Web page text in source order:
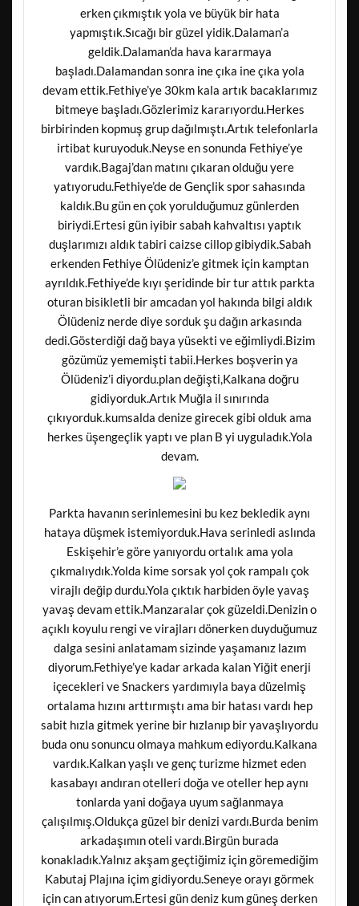
erken çıkmıştık yola ve büyük bir hata
yapmıştık.Sıcağı bir güzel yidik.Dalaman’a
geldik.Dalaman’da hava kararmaya
başladı.Dalamandan sonra ine çıka ine çıka yola
devam ettik.Fethiye’ye 30km kala artık bacaklarımız
bitmeye başladı.Gözlerimiz kararıyordu.Herkes
birbirinden kopmuş grup dağılmıştı.Artık telefonlarla
irtibat kuruyoduk.Neyse en sonunda Fethiye’ye
vardık.Bagaj’dan matını çıkaran olduğu yere
yatıyorudu.Fethiye’de de Gençlik spor sahasında
kaldık.Bu gün en çok yorulduğumuz günlerden
biriydi.Ertesi gün iyibir sabah kahvaltısı yaptık
duşlarımızı aldık tabiri caizse cillop gibiydik.Sabah
erkenden Fethiye Ölüdeniz’e gitmek için kamptan
ayrıldık.Fethiye’de kıyı şeridinde bir tur attık parkta
oturan bisikletli bir amcadan yol hakında bilgi aldık
Ölüdeniz nerde diye sorduk şu dağın arkasında
dedi.Gösterdiği dağ baya yüsekti ve eğimliydi.Bizim
gözümüz yememişti tabii.Herkes boşverin ya
Ölüdeniz’i diyordu.plan değişti,Kalkana doğru
gidiyorduk.Artık Muğla il sınırında
çıkıyorduk.kumsalda denize girecek gibi olduk ama
herkes üşengeçlik yaptı ve plan B yi uyguladık.Yola
devam.
Parkta havanın serinlemesini bu kez bekledik aynı
hataya düşmek istemiyorduk.Hava serinledi aslında
Eskişehir’e göre yanıyordu ortalık ama yola
çıkmalıydık.Yolda kime sorsak yol çok rampalı çok
virajlı değip durdu.Yola çıktık harbiden öyle yavaş
yavaş devam ettik.Manzaralar çok güzeldi.Denizin o
açıklı koyulu rengi ve virajları dönerken duyduğumuz
dalga sesini anlatamam sizinde yaşamanız lazım
diyorum.Fethiye’ye kadar arkada kalan Yiğit enerji
içecekleri ve Snackers yardımıyla baya düzelmiş
ortalama hızını arttırmıştı ama bir hatası vardı hep
sabit hızla gitmek yerine bir hızlanıp bir yavaşlıyordu
buda onu sonuncu olmaya mahkum ediyordu.Kalkana
vardık.Kalkan yaşlı ve genç turizme hizmet eden
kasabayı andıran otelleri doğa ve oteller hep aynı
tonlarda yani doğaya uyum sağlanmaya
çalışılmış.Oldukça güzel bir denizi vardı.Burda benim
arkadaşımın oteli vardı.Birgün burada
konakladık.Yalnız akşam geçtiğimiz için göremediğim
Kabutaj Plajına içim gidiyordu.Seneye orayı görmek
için can atıyorum.Ertesi gün deniz kum güneş derken